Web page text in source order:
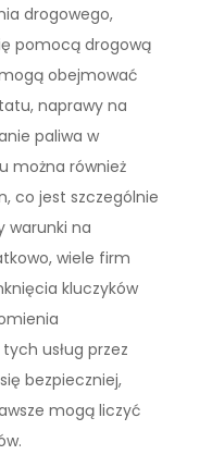
drogowego,
pomocą drogową
obejmować
naprawy na
paliwa w
można również
co jest szczególnie
warunki na
wiele firm
kluczyków
usług przez
bezpieczniej,
mogą liczyć